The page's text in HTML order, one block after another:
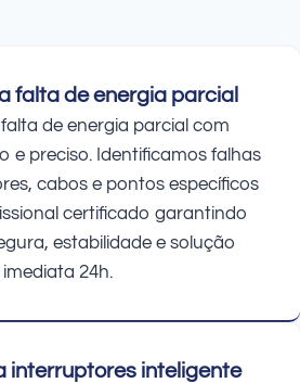
falta de energia parcial
de energia parcial com
e preciso. Identificamos falhas
cabos e pontos específicos
certificado garantindo
estabilidade e solução
imediata 24h.
interruptores inteligente